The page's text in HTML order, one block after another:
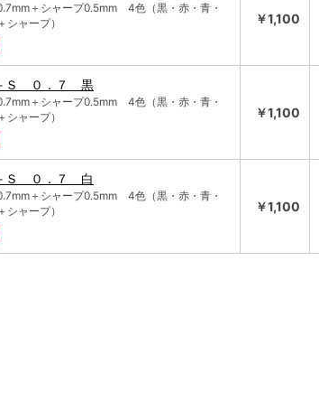
＋シャープ0.5mm 4色（黒・赤・青・
シャープ）
￥1,100
Ｓ ０．７ 黒
＋シャープ0.5mm 4色（黒・赤・青・
シャープ）
￥1,100
Ｓ ０．７ 白
＋シャープ0.5mm 4色（黒・赤・青・
シャープ）
￥1,100